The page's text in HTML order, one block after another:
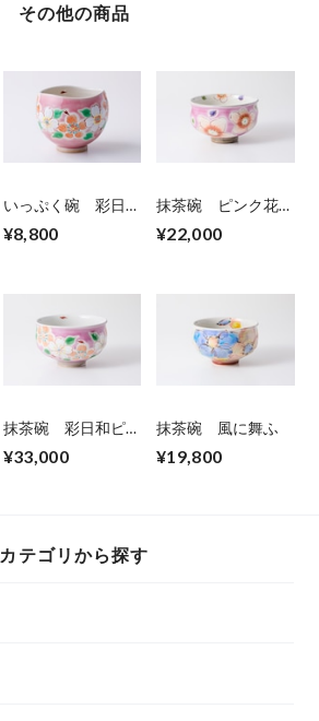
その他の商品
いっぷく碗 彩日和
¥8,800
抹茶碗 ピンク花う
¥22,000
抹茶碗 彩日和ピン
¥33,000
抹茶碗 風に舞ふ
¥19,800
カテゴリから探す